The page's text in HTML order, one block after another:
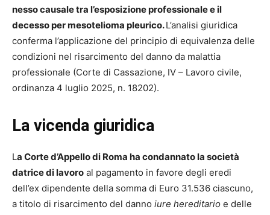
nesso causale tra l’esposizione professionale e il
decesso per mesotelioma pleurico.L’analisi giuridica
conferma l’applicazione del principio di equivalenza delle
condizioni nel risarcimento del danno da malattia
professionale (Corte di Cassazione, IV – Lavoro civile,
ordinanza 4 luglio 2025, n. 18202).
La vicenda giuridica
La Corte d’Appello di Roma ha condannato la società
datrice di lavoro al pagamento in favore degli eredi
dell’ex dipendente della somma di Euro 31.536 ciascuno,
a titolo di risarcimento del danno iure hereditario e delle